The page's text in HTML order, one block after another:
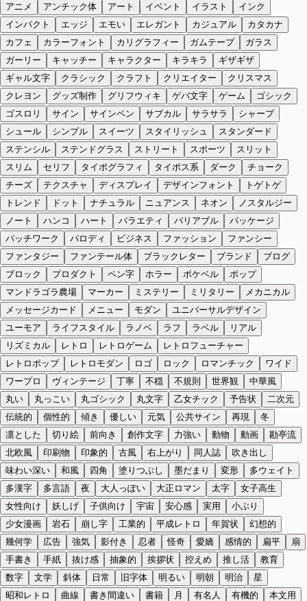
アニメ
アンチック体 アート イベント イラスト
インク
インパクト
エッジ エモい エレガント カジュアル
カタカナ
カフェ
カラーフォント カリグラフィー ガムテープ
ガラス
ガーリー
キャッチー キャラクター キラキラ
ギザギザ
ギャル文字
クラシック クラフト クリエイター
クリスマス
クレヨン
グッズ制作 グリフウィキ ゲバ文字 ゲーム
ゴシック
ゴスロリ
サイン サインペン サブカル サラサラ
シャープ
シュール
シンプル スイーツ スタイリッシュ
スタンダード
ステンシル
ステンドグラス ストリート スポーツ
スリット
スリム
セリフ タイポグラフィ タイポス系 ダーク
チョーク
チーズ
テクスチャ ディスプレイ デザインフォント
トゲトゲ
トレンド
ドット ナチュラル ニュアンス ネオン
ノスタルジー
ノート
ハンコ ハート バラエティ バリアブル
パッケージ
パッチワーク
パロディ ビジネス ファッション
ファンシー
ファンタジー
ファンテール体 ブラックレター ブランド
ブログ
ブロック
プロダクト ペン字 ホラー ポケベル
ポップ
マンドラゴラ農場
マーカー ミステリー ミリタリー
メカニカル
メッセージカード
メニュー モダン
ユニバーサルデザイン
ユーモア
ライフスタイル ラノベ ラフ ラベル
リアル
リズミカル
レトロ レトロゲーム
レトロフューチャー
レトロポップ
レトロモダン ロゴ ロック ロマンチック
ワイド
ワープロ
ヴィンテージ 丁寧 不穏 不規則 世界観
中華風
丸い
丸っこい 丸ゴシック 丸文字 乙女チック 予告状
二次元
伝統的
個性的 傾き 優しい 元気 公共サイン 再現
冬
凛とした
切り絵 前向き 創作文字 力強い 動物 動画
勘亭流
北欧風
印刷物 印象的 古風 右上がり 同人誌
吹き出し
味わい深い
和風 四角 塗りつぶし 墨だまり 変形
多ウェイト
多漢字
多言語 夜 大人っぽい 大正ロマン 太字
女子高生
女性向け
妖しげ 子供向け 宇宙 安心感 実用
小ぶり
少女漫画
岩石 崩し字 工業的 平成レトロ 年賀状
幻想的
幾何学
広告 強気 影付き 忍者 怪奇 愛嬌 感情的 扁平
扇
手書き
手紙 抜け感 抽象的 挨拶状 控えめ 推し活
教育
数字
文学 斜体 日常 旧字体 明るい 明朝 明治
星
昭和レトロ
曲線 書き間違い 書籍 月 有名人 有機的
本文用